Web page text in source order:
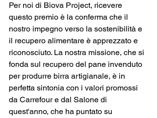
Per noi di Biova Project, ricevere
questo premio è la conferma che il
nostro impegno verso la sostenibilità e
il recupero alimentare è apprezzato e
riconosciuto. La nostra missione, che si
fonda sul recupero del pane invenduto
per produrre birra artigianale, è in
perfetta sintonia con i valori promossi
da Carrefour e dal Salone di
quest'anno, che ha puntato su